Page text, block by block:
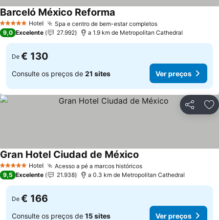
5 Estrelas Hotel Spa e centro de bem-estar completos
Barceló México Reforma
9,0 Excelente 27.992 a 1.9 km de Metropolitan Cathedral
De € 130
Consulte os preços de 21 sites Ver preços
Partilhar
5 Estrelas Hotel Acesso a pé a marcos históricos
Gran Hotel Ciudad de México
9,5 Excelente 21.938 a 0.3 km de Metropolitan Cathedral
De € 166
Consulte os preços de 15 sites Ver preços